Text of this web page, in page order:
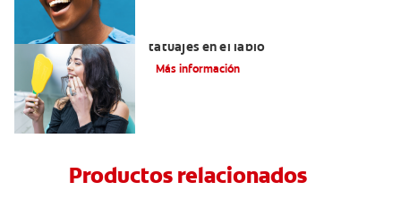
tatuajes en el labio
Más información
Productos relacionados